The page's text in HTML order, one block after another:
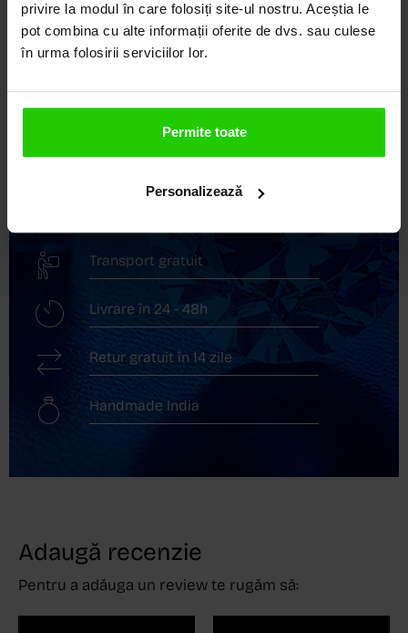
privire la modul în care folosiți site-ul nostru. Aceștia le
pot combina cu alte informații oferite de dvs. sau culese
în urma folosirii serviciilor lor.
Permite toate
Personalizează
DEVINE ARTĂ!
COZETTE este destinația ta de top pentru bijuterii
Ne mândrim cu o vastă experiență în realizarea celor
mai sofisticate bijuterii din aur, argint și pietre
Transport gratuit
Livrare în 24 - 48h
Retur gratuit în 14 zile
Handmade India
Adaugă recenzie
Pentru a adăuga un review te rugăm să: